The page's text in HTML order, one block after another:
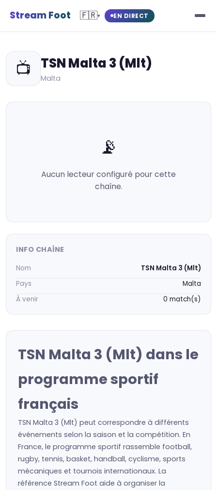
Stream Foot 🇫🇷▾ EN DIRECT
📺 TSN Malta 3 (Mlt)
Malta
📡
Aucun lecteur configuré pour cette
chaîne.
INFO CHAÎNE
Nom
TSN Malta 3 (Mlt)
Pays
Malta
À venir
0 match(s)
TSN Malta 3 (Mlt) dans le
programme sportif
français
TSN Malta 3 (Mlt) peut correspondre à différents
événements selon la saison et la compétition. En
France, le programme sportif rassemble football,
rugby, tennis, basket, handball, cyclisme, sports
mécaniques et tournois internationaux. La
référence Stream Foot aide à organiser la